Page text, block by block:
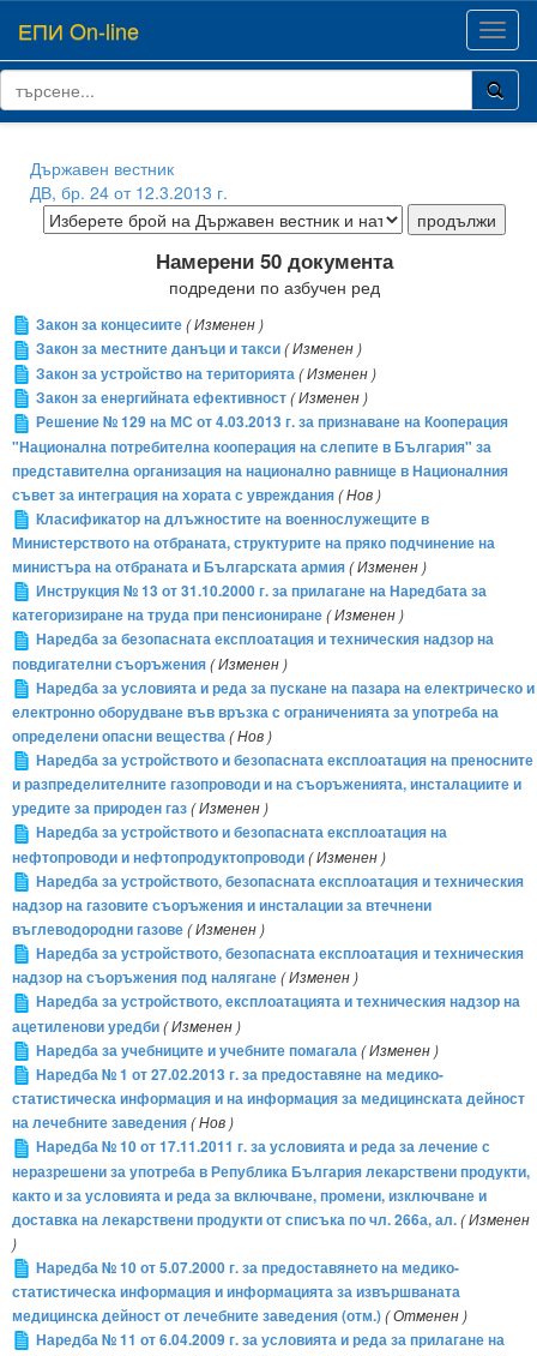
ЕПИ On-line
Държавен вестник
ДВ, бр. 24 от 12.3.2013 г.
Намерени 50 документа
подредени по азбучен ред
Закон за концесиите( Изменен )
Закон за местните данъци и такси( Изменен )
Закон за устройство на територията( Изменен )
Закон за енергийната ефективност( Изменен )
Решение № 129 на МС от 4.03.2013 г. за признаване на Кооперация
"Национална потребителна кооперация на слепите в България" за
представителна организация на национално равнище в Националния
съвет за интеграция на хората с увреждания( Нов )
Класификатор на длъжностите на военнослужещите в
Министерството на отбраната, структурите на пряко подчинение на
министъра на отбраната и Българската армия( Изменен )
Инструкция № 13 от 31.10.2000 г. за прилагане на Наредбата за
категоризиране на труда при пенсиониране( Изменен )
Наредба за безопасната експлоатация и техническия надзор на
повдигателни съоръжения( Изменен )
Наредба за условията и реда за пускане на пазара на електрическо и
електронно оборудване във връзка с ограниченията за употреба на
определени опасни вещества( Нов )
Наредба за устройството и безопасната експлоатация на преносните
и разпределителните газопроводи и на съоръженията, инсталациите и
уредите за природен газ( Изменен )
Наредба за устройството и безопасната експлоатация на
нефтопроводи и нефтопродуктопроводи( Изменен )
Наредба за устройството, безопасната експлоатация и техническия
надзор на газовите съоръжения и инсталации за втечнени
въглеводородни газове( Изменен )
Наредба за устройството, безопасната експлоатация и техническия
надзор на съоръжения под налягане( Изменен )
Наредба за устройството, експлоатацията и техническия надзор на
ацетиленови уредби( Изменен )
Наредба за учебниците и учебните помагала( Изменен )
Наредба № 1 от 27.02.2013 г. за предоставяне на медико-
статистическа информация и на информация за медицинската дейност
на лечебните заведения( Нов )
Наредба № 10 от 17.11.2011 г. за условията и реда за лечение с
неразрешени за употреба в Република България лекарствени продукти,
както и за условията и реда за включване, промени, изключване и
доставка на лекарствени продукти от списъка по чл. 266а, ал.( Изменен
)
Наредба № 10 от 5.07.2000 г. за предоставянето на медико-
статистическа информация и информацията за извършваната
медицинска дейност от лечебните заведения (отм.)( Отменен )
Наредба № 11 от 6.04.2009 г. за условията и реда за прилагане на